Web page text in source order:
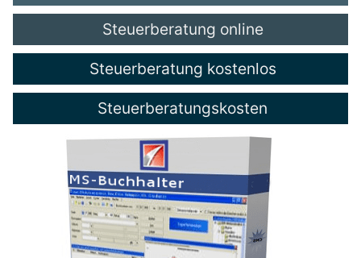
Steuerberatung online
Steuerberatung kostenlos
Steuerberatungskosten